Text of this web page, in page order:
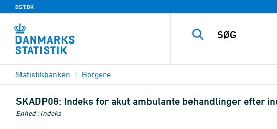
DST.DK
Statistikbanken Borgere
SKADP08: Indeks for akut ambulante behandlinger efter
Enhed : Indeks